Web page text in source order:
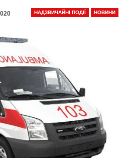
НАДЗВИЧАЙНІ ПОДІЇ НОВИНИ